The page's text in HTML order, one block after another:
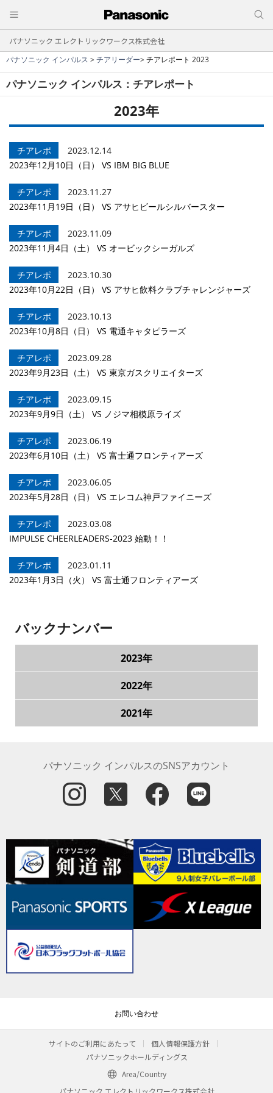
パナソニック エレクトリックワークス株式会社
パナソニック インパルス >チアリーダー> チアレポート 2023
パナソニック インパルス：チアレポート
2023年
チアレポ
2023.12.14
2023年12月10日（日） VS IBM BIG BLUE
チアレポ
2023.11.27
2023年11月19日（日） VS アサヒビールシルバースター
チアレポ
2023.11.09
2023年11月4日（土） VS オービックシーガルズ
チアレポ
2023.10.30
2023年10月22日（日） VS アサヒ飲料クラブチャレンジャーズ
チアレポ
2023.10.13
2023年10月8日（日） VS 電通キャタピラーズ
チアレポ
2023.09.28
2023年9月23日（土） VS 東京ガスクリエイターズ
チアレポ
2023.09.15
2023年9月9日（土） VS ノジマ相模原ライズ
チアレポ
2023.06.19
2023年6月10日（土） VS 富士通フロンティアーズ
チアレポ
2023.06.05
2023年5月28日（日） VS エレコム神戸ファイニーズ
チアレポ
2023.03.08
IMPULSE CHEERLEADERS-2023 始動！！
チアレポ
2023.01.11
2023年1月3日（火） VS 富士通フロンティアーズ
バックナンバー
2023年
2022年
2021年
パナソニック インパルスのSNSアカウント
お問い合わせ
サイトのご利用にあたって
個人情報保護方針
パナソニックホールディングス
Area/Country
パナソニック エレクトリックワークス株式会社